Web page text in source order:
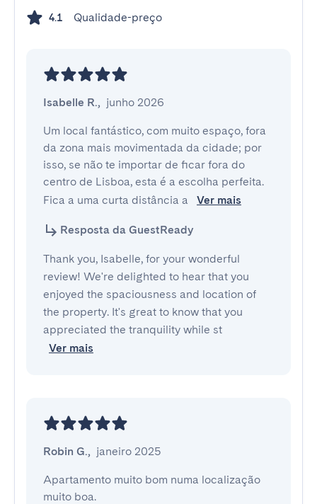
4.1 Qualidade-preço
Isabelle R., junho 2026
Um local fantástico, com muito espaço, fora
da zona mais movimentada da cidade; por
isso, se não te importar de ficar fora do
centro de Lisboa, esta é a escolha perfeita.
Fica a uma curta distância a
Ver mais
Resposta da GuestReady
Thank you, Isabelle, for your wonderful
review! We're delighted to hear that you
enjoyed the spaciousness and location of
the property. It's great to know that you
appreciated the tranquility while st
Ver mais
Robin G., janeiro 2025
Apartamento muito bom numa localização
muito boa.